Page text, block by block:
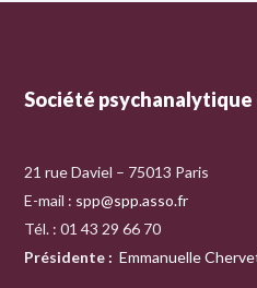
Société psychanalytique
21 rue Daviel – 75013 Paris
E-mail : spp@spp.asso.fr
Tél. : 01 43 29 66 70
Présidente : Emmanuelle